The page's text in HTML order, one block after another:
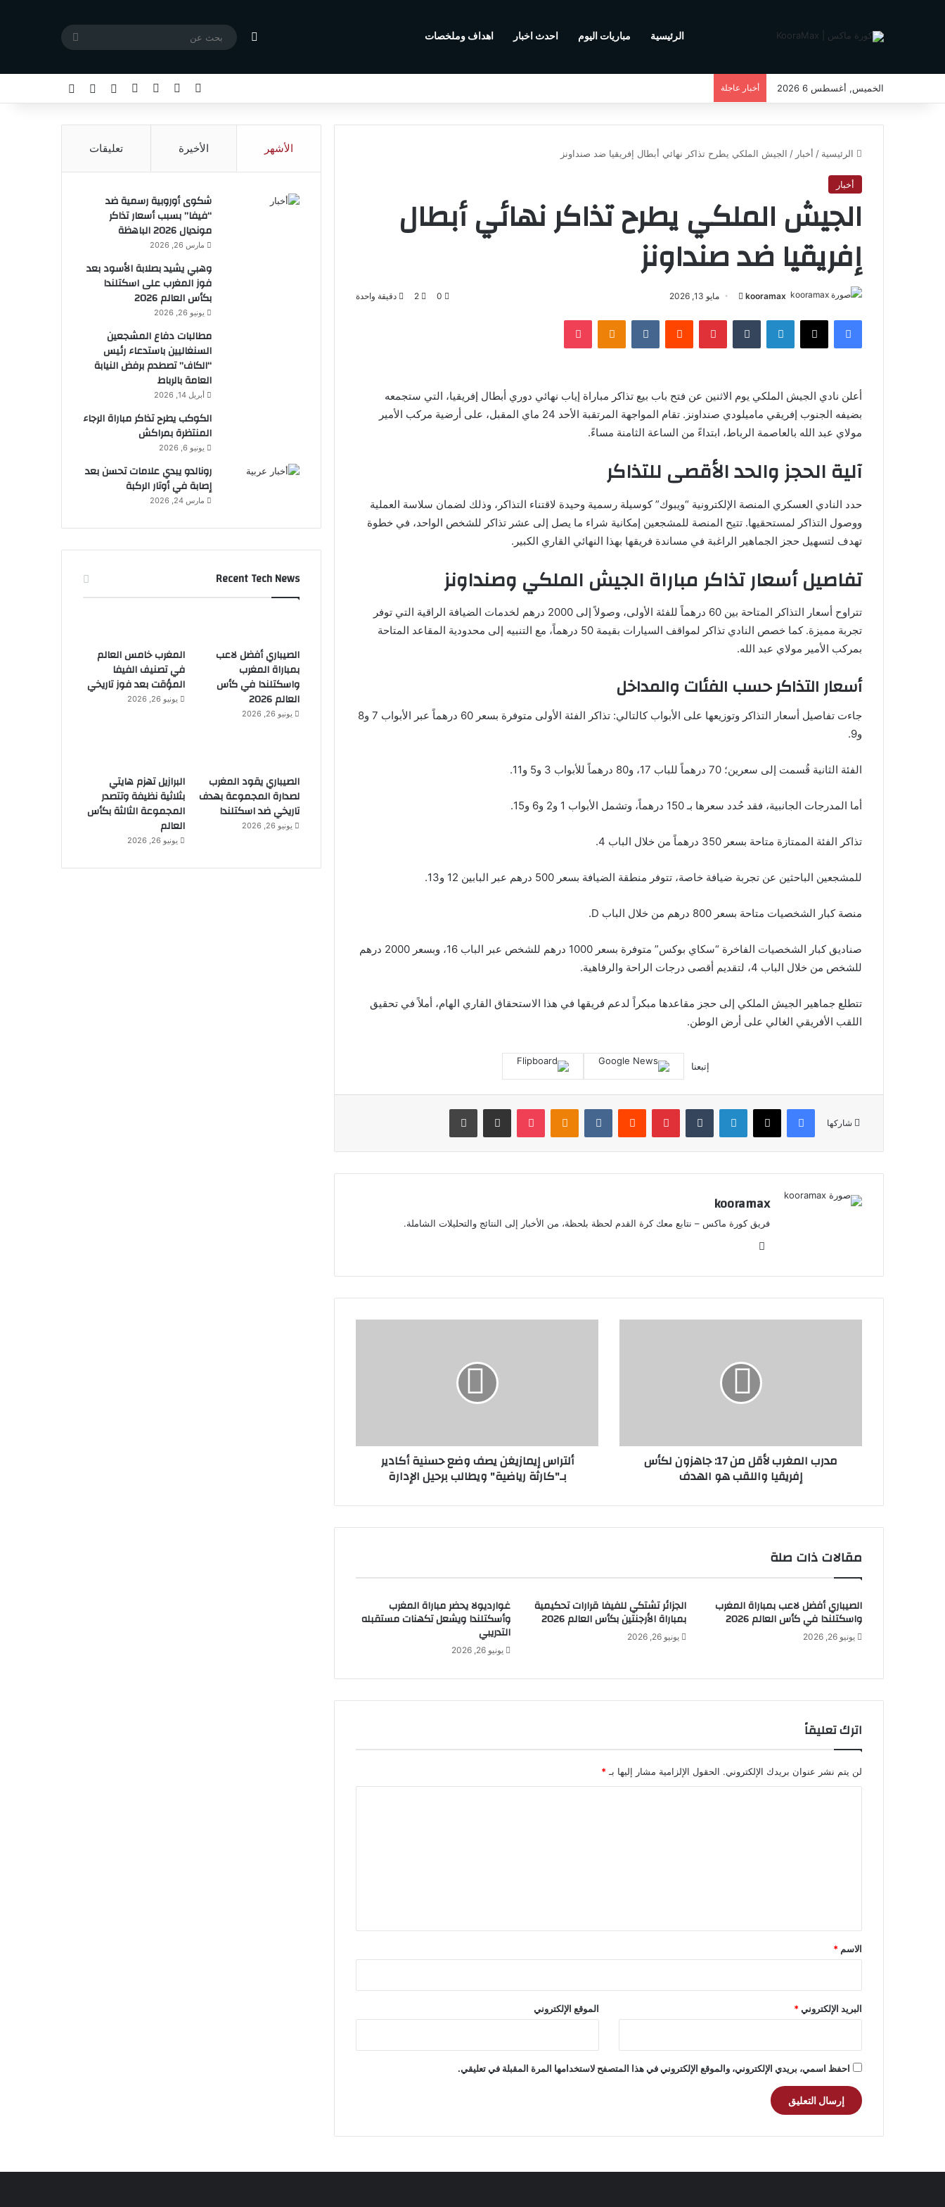
الرئيسية مباريات اليوم احدث اخبار اهداف وملخصات مقال عشوائي
بحث
الخميس, أغسطس 6 2026 أخبار عاجلة فيسبوك يوتيوب انستقرامتسجيل الدخول
مقال عشوائي
الرئيسية / أخبار / الجيش الملكي يطرح تذاكر نهائي أبطال إفريقيا ضد صنداونز
أخبار
الجيش الملكي يطرح تذاكر نهائي أبطال
إفريقيا ضد صنداونز
kooramax
ل
ي
د
ا
ل
ا
مايو 13, 2026 0
2 دقيقة واحدة
فيسبوك لينكدإن بينتيريست
أعلن نادي الجيش الملكي يوم الاثنين عن فتح باب بيع تذاكر مباراة إياب نهائي دوري أبطال إفريقيا، التي ستجمعه
بضيفه الجنوب إفريقي ماميلودي صنداونز. تقام المواجهة المرتقبة الأحد 24 ماي المقبل، على أرضية مركب الأمير
مولاي عبد الله بالعاصمة الرباط، ابتداءً من الساعة الثامنة مساءً.
آلية الحجز والحد الأقصى للتذاكر
حدد النادي العسكري المنصة الإلكترونية “ويبوك” كوسيلة رسمية وحيدة لاقتناء التذاكر، وذلك لضمان سلاسة العملية
ووصول التذاكر لمستحقيها. تتيح المنصة للمشجعين إمكانية شراء ما يصل إلى عشر تذاكر للشخص الواحد، في خطوة
تهدف لتسهيل حجز الجماهير الراغبة في مساندة فريقها بهذا النهائي القاري الكبير.
تفاصيل أسعار تذاكر مباراة الجيش الملكي وصنداونز
تتراوح أسعار التذاكر المتاحة بين 60 درهماً للفئة الأولى، وصولاً إلى 2000 درهم لخدمات الضيافة الراقية التي توفر
تجربة مميزة. كما خصص النادي تذاكر لمواقف السيارات بقيمة 50 درهماً، مع التنبيه إلى محدودية المقاعد المتاحة
بمركب الأمير مولاي عبد الله.
أسعار التذاكر حسب الفئات والمداخل
جاءت تفاصيل أسعار التذاكر وتوزيعها على الأبواب كالتالي: تذاكر الفئة الأولى متوفرة بسعر 60 درهماً عبر الأبواب 7 و8
و9.
الفئة الثانية قُسمت إلى سعرين؛ 70 درهماً للباب 17، و80 درهماً للأبواب 3 و5 و11.
أما المدرجات الجانبية، فقد حُدد سعرها بـ 150 درهماً، وتشمل الأبواب 1 و2 و6 و15.
تذاكر الفئة الممتازة متاحة بسعر 350 درهماً من خلال الباب 4.
للمشجعين الباحثين عن تجربة ضيافة خاصة، تتوفر منطقة الضيافة بسعر 500 درهم عبر البابين 12 و13.
منصة كبار الشخصيات متاحة بسعر 800 درهم من خلال الباب D.
صناديق كبار الشخصيات الفاخرة “سكاي بوكس” متوفرة بسعر 1000 درهم للشخص عبر الباب 16، وبسعر 2000 درهم
للشخص من خلال الباب 4، لتقديم أقصى درجات الراحة والرفاهية.
تتطلع جماهير الجيش الملكي إلى حجز مقاعدها مبكراً لدعم فريقها في هذا الاستحقاق القاري الهام، أملاً في تحقيق
اللقب الأفريقي الغالي على أرض الوطن.
إتبعنا
شاركها
فيسبوك لينكدإن بينتيريست بوكيت
kooramax
فريق كورة ماكس – نتابع معك كرة القدم لحظة بلحظة، من الأخبار إلى النتائج والتحليلات الشاملة.
الوي
ب
مدرب المغرب لأقل من 17: جاهزون لكأس
إفريقيا واللقب هو الهدف
ألتراس إيمازيغن يصف وضع حسنية أكادير
بـ"كارثة رياضية" ويطالب برحيل الإدارة
مقالات ذات صلة
الصيباري أفضل لاعب بمباراة المغرب
واسكتلندا في كأس العالم 2026
يونيو 26, 2026
الجزائر تشتكي للفيفا قرارات تحكيمية
بمباراة الأرجنتين بكأس العالم 2026
يونيو 26, 2026
غوارديولا يحضر مباراة المغرب
وأسكتلندا ويشعل تكهنات مستقبله
التدريبي
يونيو 26, 2026
اترك تعليقاً
لن يتم نشر عنوان بريدك الإلكتروني. الحقول الإلزامية مشار إليها بـ *
*
الاسم *
البريد الإلكتروني* الموقع الإلكتروني
احفظ اسمي، بريدي الإلكتروني، والموقع الإلكتروني في هذا المتصفح لاستخدامها المرة المقبلة في تعليقي.
الأشهر الأخيرة تعليقات
شكوى أوروبية رسمية ضد
“فيفا” بسبب أسعار تذاكر
مونديال 2026 الباهظة
مارس 26, 2026
وهبي يشيد بصلابة الأسود بعد
فوز المغرب على اسكتلندا
بكأس العالم 2026
يونيو 26, 2026
مطالبات دفاع المشجعين
السنغاليين باستدعاء رئيس
“الكاف” تصطدم برفض النيابة
العامة بالرباط
أبريل 14, 2026
الكوكب يطرح تذاكر مباراة الرجاء
المنتظرة بمراكش
يونيو 6, 2026
رونالدو يبدي علامات تحسن بعد
إصابة في أوتار الركبة
مارس 24, 2026
Recent Tech News
الصيباري أفضل لاعب
بمباراة المغرب
واسكتلندا في كأس
العالم 2026
يونيو 26, 2026
المغرب خامس العالم
في تصنيف الفيفا
المؤقت بعد فوز تاريخي
يونيو 26, 2026
الصيباري يقود المغرب
لصدارة المجموعة بهدف
تاريخي ضد اسكتلندا
يونيو 26, 2026
البرازيل تهزم هايتي
بثلاثية نظيفة وتتصدر
المجموعة الثالثة بكأس
العالم
يونيو 26, 2026